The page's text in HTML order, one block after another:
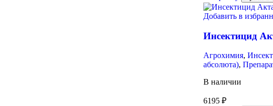
Добавить в
Инсектицид
Агрохимия,
абсолюта),
В наличии
6195 ₽